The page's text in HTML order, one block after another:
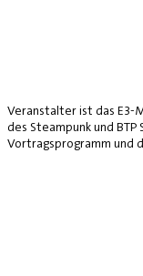
Veranstalter ist das E3-
des Steampunk und
Vortragsprogramm und